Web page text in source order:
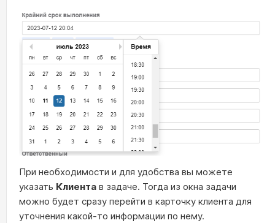
При необходимости и для удобства вы можете
указать Клиента в задаче. Тогда из окна задачи
можно будет сразу перейти в карточку клиента для
уточнения какой-то информации по нему.